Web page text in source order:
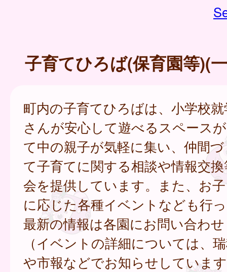
子育てひろば(保育園等)(
町内の子育てひろばは、小学校
さんが安心して遊べるスペース
て中の親子が気軽に集い、仲間
て子育てに関する相談や情報交
会を提供しています。また、お
に応じた各種イベントなども行
最新の情報は各園にお問い合わ
（イベントの詳細については、
や市報などでお知らせしていま